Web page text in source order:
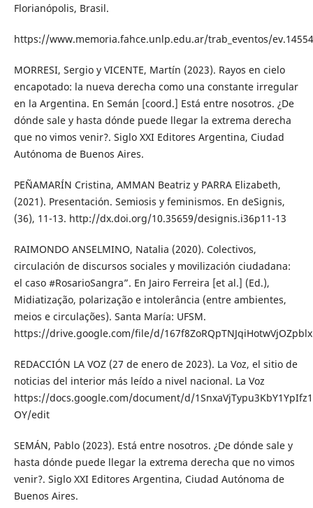
Florianópolis, Brasil.
https://www.memoria.fahce.unlp.edu.ar/trab_eventos/
MORRESI, Sergio y VICENTE, Martín (2023). Rayos en cielo
encapotado: la nueva derecha como una constante irregular
en la Argentina. En Semán [coord.] Está entre nosotros. ¿De
dónde sale y hasta dónde puede llegar la extrema derecha
que no vimos venir?. Siglo XXI Editores Argentina, Ciudad
Autónoma de Buenos Aires.
PEÑAMARÍN Cristina, AMMAN Beatriz y PARRA Elizabeth,
(2021). Presentación. Semiosis y feminismos. En deSignis,
(36), 11-13. http://dx.doi.org/10.35659/designis.i36p11-13
RAIMONDO ANSELMINO, Natalia (2020). Colectivos,
circulación de discursos sociales y movilización ciudadana:
el caso #RosarioSangra”. En Jairo Ferreira [et al.] (Ed.),
Midiatização, polarização e intolerância (entre ambientes,
meios e circulações). Santa María: UFSM.
https://drive.google.com/file/d/
REDACCIÓN LA VOZ (27 de enero de 2023). La Voz, el sitio de
noticias del interior más leído a nivel nacional. La Voz
https://docs.google.com/document/d/
OY/edit
SEMÁN, Pablo (2023). Está entre nosotros. ¿De dónde sale y
hasta dónde puede llegar la extrema derecha que no vimos
venir?. Siglo XXI Editores Argentina, Ciudad Autónoma de
Buenos Aires.